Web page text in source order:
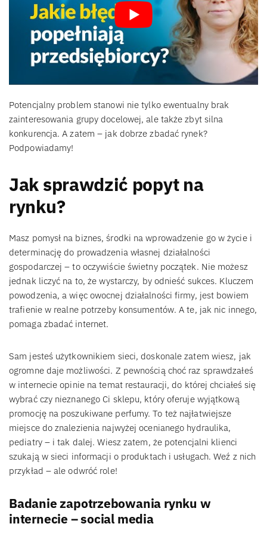
Potencjalny problem stanowi nie tylko ewentualny brak
zainteresowania grupy docelowej, ale także zbyt silna
konkurencja. A zatem – jak dobrze zbadać rynek?
Podpowiadamy!
Jak sprawdzić popyt na
rynku?
Masz pomysł na biznes, środki na wprowadzenie go w życie i
determinację do prowadzenia własnej działalności
gospodarczej – to oczywiście świetny początek. Nie możesz
jednak liczyć na to, że wystarczy, by odnieść sukces. Kluczem
powodzenia, a więc owocnej działalności firmy, jest bowiem
trafienie w realne potrzeby konsumentów. A te, jak nic innego,
pomaga zbadać internet.
Sam jesteś użytkownikiem sieci, doskonale zatem wiesz, jak
ogromne daje możliwości. Z pewnością choć raz sprawdzałeś
w internecie opinie na temat restauracji, do której chciałeś się
wybrać czy nieznanego Ci sklepu, który oferuje wyjątkową
promocję na poszukiwane perfumy. To też najłatwiejsze
miejsce do znalezienia najwyżej ocenianego hydraulika,
pediatry – i tak dalej. Wiesz zatem, że potencjalni klienci
szukają w sieci informacji o produktach i usługach. Weź z nich
przykład – ale odwróć role!
Badanie zapotrzebowania rynku w
internecie – social media